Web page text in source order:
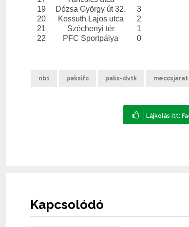
19
Dózsa György út 32.
3
20
Kossuth Lajos utca
2
21
Széchenyi tér
1
22
PFC Sportpálya 0
nb1 paksifc paks-dvtk meccsjárat
Kapcsolódó